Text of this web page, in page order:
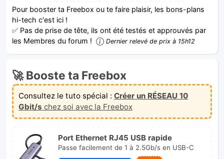
Pour booster ta Freebox ou te faire plaisir, les bons-plans
hi-tech c'est ici !
✅ Pas de prise de tête, ils ont été testés et approuvés par
les Membres du forum !
Dernier relevé de prix à 15h12
🚀 Booste ta Freebox
Consultez le tuto spécial : Créer un RÉSEAU 10
Gbit/s chez soi avec la Freebox
Port Ethernet RJ45 USB rapide
Passe facilement de 1 à 2.5Gb/s en USB-C